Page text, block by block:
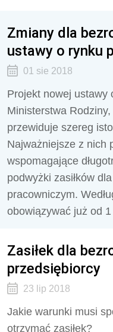
Zmiany dla
ustawy o rynku
01 sie 2018
Projekt nowej ustawy
Ministerstwa
przewiduje szereg
Najważniejsze z nich
wspomagające
podwyżki zasiłków
pracowniczym.
obowiązywać już od
Zasiłek dla
przedsiębiorcy
23 lip 2018
Jakie warunki musi
otrzymać zasiłek?